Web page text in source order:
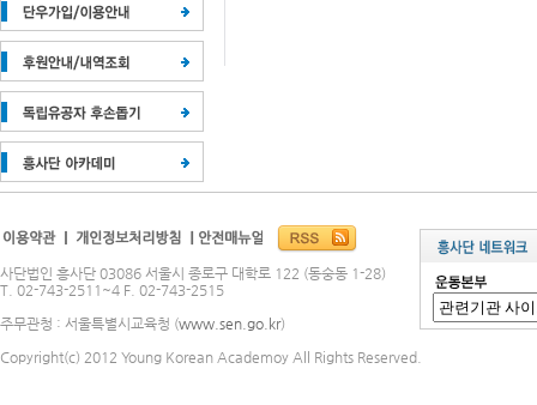
사단법인 흥사단 03086 서울시 종로구 대학로 122 (동숭동 1-28)
T. 02-743-2511~4 F. 02-743-2515
주무관청 : 서울특별시교육청 (www.sen.go.kr)
Copyright(c) 2012 Young Korean Academoy All Rights Reserved.